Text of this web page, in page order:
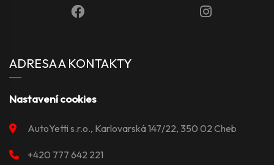
ADRESA A KONTAKTY
Nastavení cookies
AutoYetti s.r.o., Karlovarská 147/22, 350 02 Cheb
+420 777 642 221